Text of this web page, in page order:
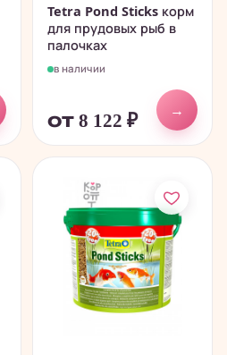
Tetra Pond Sticks корм
для прудовых рыб в
палочках
в наличии
от 8 122 ₽
→